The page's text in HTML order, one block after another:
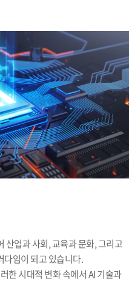
산업과 사회, 교육과 문화, 그리고
다임이 되고 있습니다.
한 시대적 변화 속에서 AI 기술과